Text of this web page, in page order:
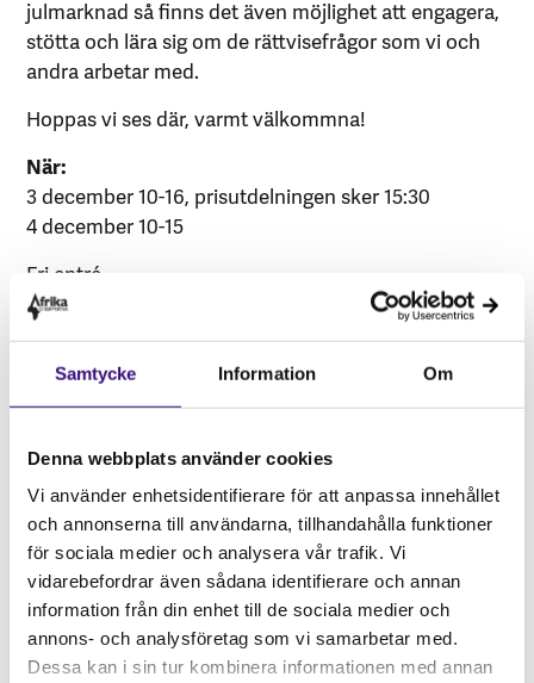
Samtycke Information Om
Denna webbplats använder cookies
Vi använder enhetsidentifierare för att anpassa innehållet
och annonserna till användarna, tillhandahålla funktioner
för sociala medier och analysera vår trafik. Vi
vidarebefordrar även sådana identifierare och annan
information från din enhet till de sociala medier och
annons- och analysföretag som vi samarbetar med.
Dessa kan i sin tur kombinera informationen med annan
julmarknad så finns det även möjlighet att engagera,
stötta och lära sig om de rättvisefrågor som vi och
andra arbetar med.
Hoppas vi ses där, varmt välkommna!
När:
3 december 10-16, prisutdelningen sker 15:30
4 december 10-15
Fri entré
Var:ABF-huset, Sveavägen 41 – Lokalen är
tillgänglighetsanpassad.
Om evenemanget
Datum:3 DEC 2022
Tid:10.00 – 16.00
Plats:ABF Stockholm
Stad:Stockholm